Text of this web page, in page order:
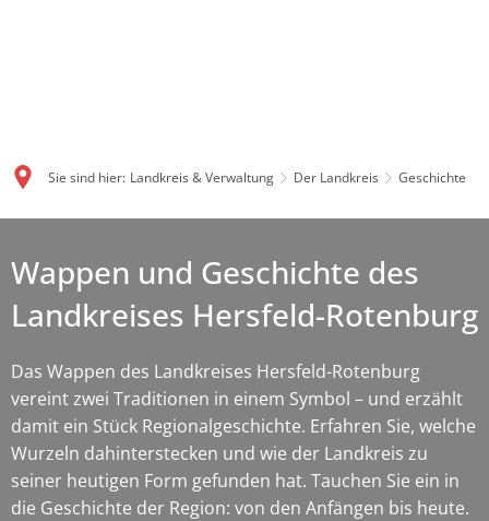
Sie sind hier: Landkreis & Verwaltung Der Landkreis Geschichte
Wappen und Geschichte des
Landkreises Hersfeld-Rotenburg
Das Wappen des Landkreises Hersfeld-Rotenburg
vereint zwei Traditionen in einem Symbol – und erzählt
damit ein Stück Regionalgeschichte. Erfahren Sie, welche
Wurzeln dahinterstecken und wie der Landkreis zu
seiner heutigen Form gefunden hat. Tauchen Sie ein in
die Geschichte der Region: von den Anfängen bis heute.